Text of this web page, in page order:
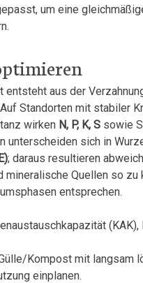
um eine
aus der
Standorten mit stabiler
wirken N, P, K, Ssowie
unterscheiden sich in
; daraus resultieren
mineralische Quellen so
entsprechen.
Kompost mit langsam
einplanen.